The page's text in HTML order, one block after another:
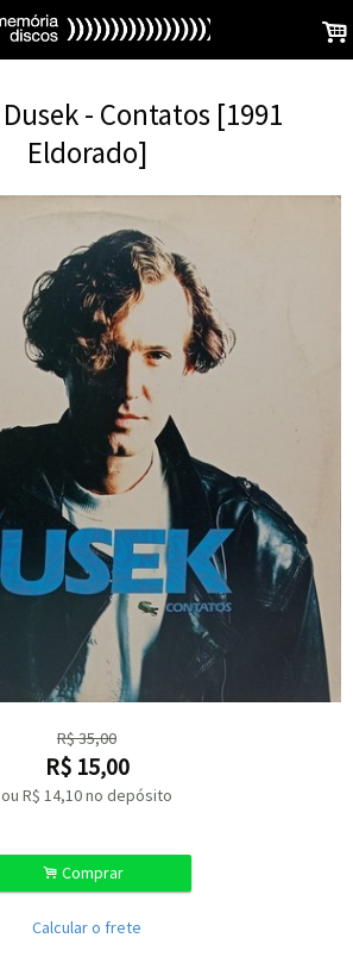
.
- Contatos [1991
Eldorado]
R$35,00
R$ 15,00
ou R$ 14,10no depósito
. Comprar
Calcular o frete